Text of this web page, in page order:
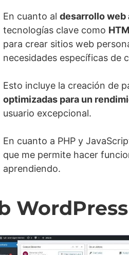
En cuanto al desarrollo web
tecnologías clave como
para crear sitios web
necesidades específicas de
Esto incluye la creación de
optimizadas para un
usuario excepcional.
En cuanto a PHP y
que me permite hacer
aprendiendo.
WordPress